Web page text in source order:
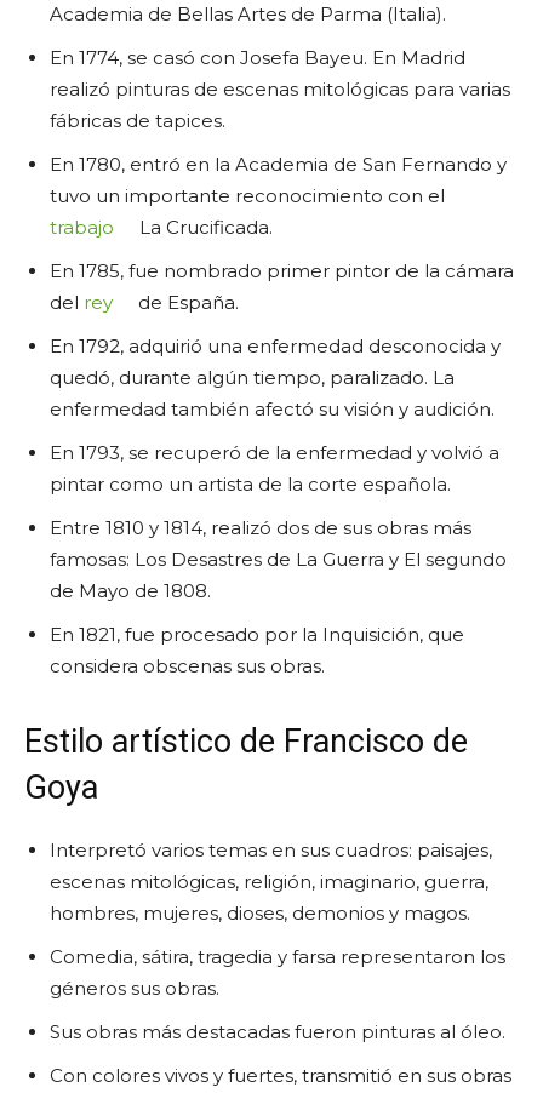
Academia de Bellas Artes de Parma (Italia).
En 1774, se casó con Josefa Bayeu. En Madrid
realizó pinturas de escenas mitológicas para varias
fábricas de tapices.
En 1780, entró en la Academia de San Fernando y
tuvo un importante reconocimiento con el
trabajo
La Crucificada.
En 1785, fue nombrado primer pintor de la cámara
del rey
de España.
En 1792, adquirió una enfermedad desconocida y
quedó, durante algún tiempo, paralizado. La
enfermedad también afectó su visión y audición.
En 1793, se recuperó de la enfermedad y volvió a
pintar como un artista de la corte española.
Entre 1810 y 1814, realizó dos de sus obras más
famosas: Los Desastres de La Guerra y El segundo
de Mayo de 1808.
En 1821, fue procesado por la Inquisición, que
considera obscenas sus obras.
Estilo artístico de Francisco de
Goya
Interpretó varios temas en sus cuadros: paisajes,
escenas mitológicas, religión, imaginario, guerra,
hombres, mujeres, dioses, demonios y magos.
Comedia, sátira, tragedia y farsa representaron los
géneros sus obras.
Sus obras más destacadas fueron pinturas al óleo.
Con colores vivos y fuertes, transmitió en sus obras